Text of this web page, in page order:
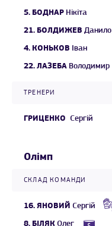
5. БОДНАР Нікіта
21. БОЛДИЖЕВ Данило
4. КОНЬКОВ Іван
22. ЛАЗЕБА Володимир
ТРЕНЕРИ
ГРИЦЕНКО Сергій
Олімп
СКЛАД КОМАНДИ
16. ЯНОВИЙ Сергій
8. БІЛЯК Олег